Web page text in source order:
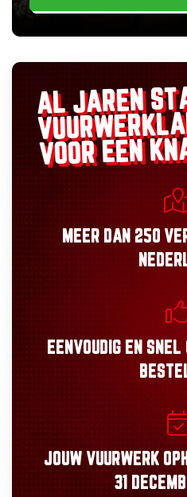
AL JAREN
VOOR EEN
MEER DAN 250
EENVOUDIGEN SNEL
JOUW VUURWERK
31